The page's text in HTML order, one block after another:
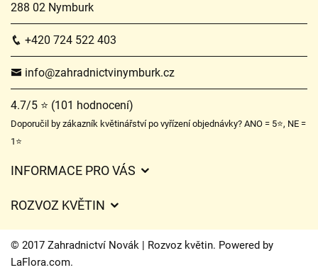
288 02 Nymburk
+420 724 522 403
info@zahradnictvinymburk.cz
4.7/5 ⭐ (101 hodnocení)
Doporučil by zákazník květinářství po vyřízení objednávky? ANO = 5⭐, NE =
1⭐
INFORMACE PRO VÁS
Často kladené dotazy
O nás
ROZVOZ KVĚTIN
Ceny za doručení
Kam doručujeme květiny
© 2017 Zahradnictví Novák | Rozvoz květin. Powered by
LaFlora.com.